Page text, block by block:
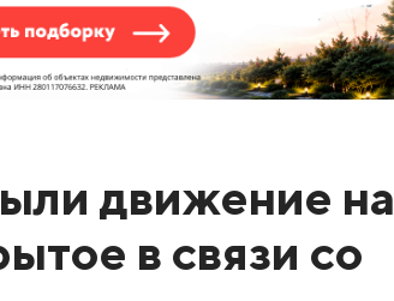
движение на
в связи со